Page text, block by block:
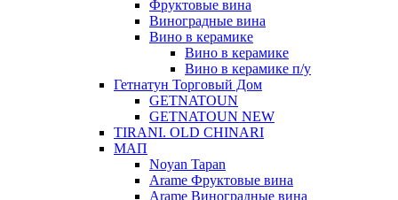
Фруктовые вина
Виноградные вина
Вино в керамике
Вино в керамике
Вино в керамике п/у
Гетнатун Торговый Дом
GETNATOUN
GETNATOUN NEW
TIRANI. OLD CHINARI
МАП
Noyan Tapan
Arame Фруктовые вина
Arame Виноградные вина